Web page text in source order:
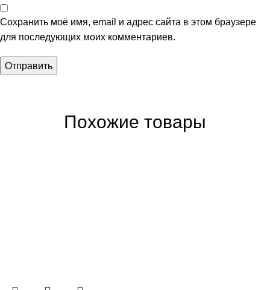
Сохранить моё имя, email и адрес сайта в этом браузере
для последующих моих комментариев.
Похожие товары